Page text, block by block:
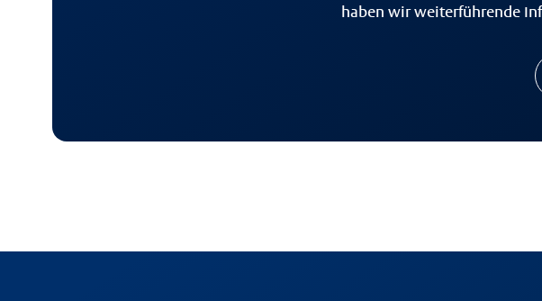
haben wir weiterführende